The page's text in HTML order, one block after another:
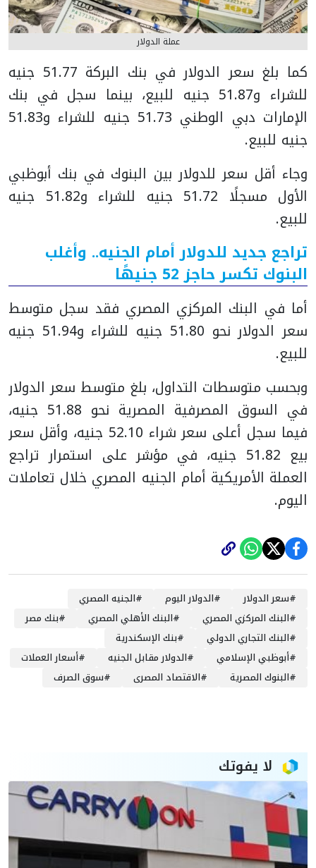
عملة الدولار
كما بلغ سعر الدولار في بنك البركة 51.77 جنيه
للشراء و51.87 جنيه للبيع، بينما سجل في بنك
الإمارات دبي الوطني 51.73 جنيه للشراء و51.83
جنيه للبيع.
وجاء أقل سعر للدولار بين البنوك في بنك أبوظبي
الأول مسجلًا 51.72 جنيه للشراء و51.82 جنيه
للبيع.
تراجع جديد للدولار أمام الجنيه.. وأغلب
البنوك تكسر حاجز 52 جنيهًا
أما في البنك المركزي المصري فقد سجل متوسط
سعر الدولار نحو 51.80 جنيه للشراء و51.94 جنيه
للبيع.
وبحسب متوسطات التداول، بلغ متوسط سعر الدولار
في السوق المصرفية المصرية نحو 51.88 جنيه،
فيما سجل أعلى سعر شراء 52.10 جنيه، وأقل سعر
بيع 51.82 جنيه، في مؤشر على استمرار تراجع
العملة الأمريكية أمام الجنيه المصري خلال تعاملات
اليوم.
#سعر الدولار #الدولار اليوم #الجنيه المصري
#البنك المركزي المصري #البنك الأهلي المصري #بنك مصر
#البنك التجاري الدولي #بنك الإسكندرية
#أبوظبي الإسلامي #الدولار مقابل الجنيه #أسعار العملات
#البنوك المصرية #الاقتصاد المصرى #سوق الصرف
لا يفوتك